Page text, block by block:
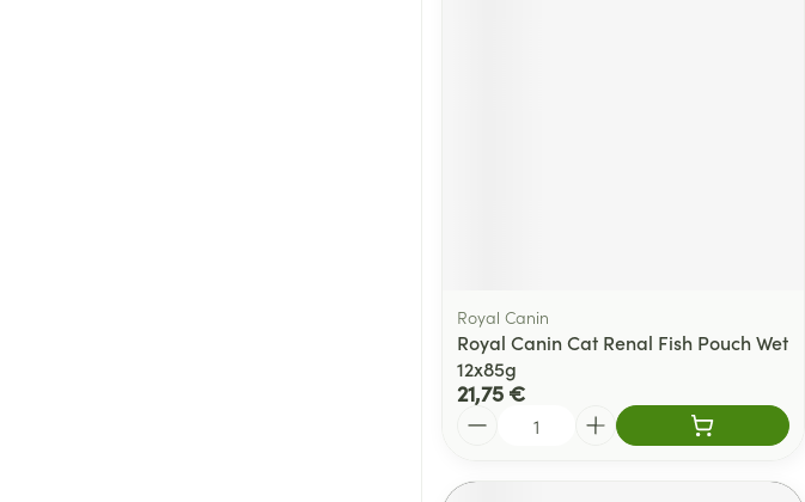
Royal Canin
Royal Canin Cat Renal Fish Pouch Wet
12x85g
21,75 €